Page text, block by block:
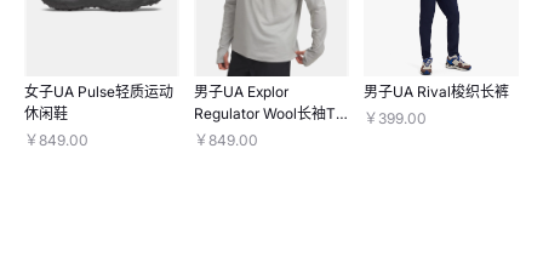
女子UA Pulse轻质运动
休闲鞋
￥849.00
男子UA Explor
Regulator Wool长袖T
恤
￥849.00
男子UA Rival梭织长裤
￥399.00